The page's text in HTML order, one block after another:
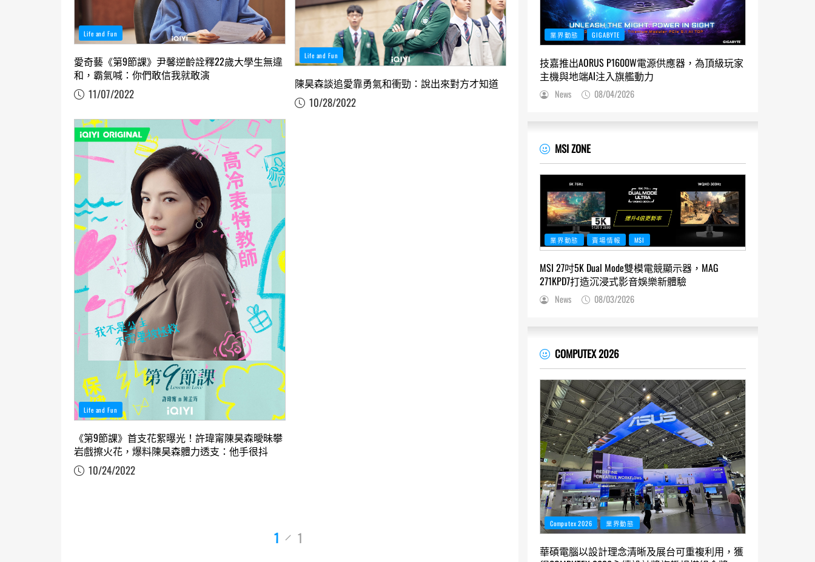
Life and Fun
愛奇藝《第9節課》尹馨逆齡詮釋22歲大學生無違
和，霸氣喊：你們敢信我就敢演
11/07/2022
Life and Fun
陳昊森談追愛靠勇氣和衝勁：說出來對方才知道
10/28/2022
Life and Fun
《第9節課》首支花絮曝光！許瑋甯陳昊森曖昧攀
岩戲擦火花，爆料陳昊森體力透支：他手很抖
10/24/2022
1 1
業界動態 GIGABYTE
技嘉推出AORUS P1600W電源供應器，為頂級玩家
主機與地端AI注入旗艦動力
News 08/04/2026
MSI ZONE
業界動態 賣場情報 MSI
MSI 27吋5K Dual Mode雙模電競顯示器，MAG
271KPD7打造沉浸式影音娛樂新體驗
News 08/03/2026
COMPUTEX 2026
Computex 2026 業界動態
華碩電腦以設計理念清晰及展台可重複利用，獲